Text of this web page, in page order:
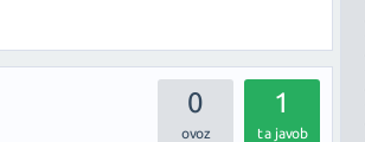
0 1
ta javob